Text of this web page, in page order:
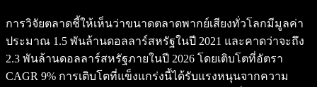
การวิจัยตลาดชี้ให้เห็นว่าขนาดตลาดพากย์เสียงทั่วโลกมีมูลค่า
ประมาณ 1.5 พันล้านดอลลาร์สหรัฐในปี 2021 และคาดว่าจะถึง
2.3 พันล้านดอลลาร์สหรัฐภายในปี 2026 โดยเติบโตที่อัตรา
CAGR 9% การเติบโตที่แข็งแกร่งนี้ได้รับแรงหนุนจากความ